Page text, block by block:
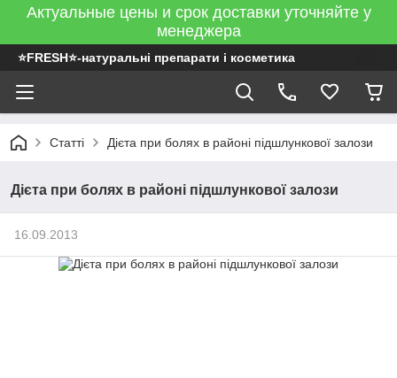
Актуальные цены и срок доставки уточняйте у
менеджера
⭐FRESH⭐-натуральні препарати і косметика
Статті Дієта при болях в районі підшлункової залози
Дієта при болях в районі підшлункової залози
16.09.2013